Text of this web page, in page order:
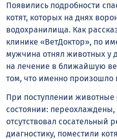
Появились подробности
котят, которых на днях
водохранилища. Как
клинике «ВетДоктор», по
мужчина отнял животных у
на лечение в ближайшую
том, что именно произошло
При поступлении животные
состоянии: переохлаждены,
отсутствовал сосательный
диагностику, поместили